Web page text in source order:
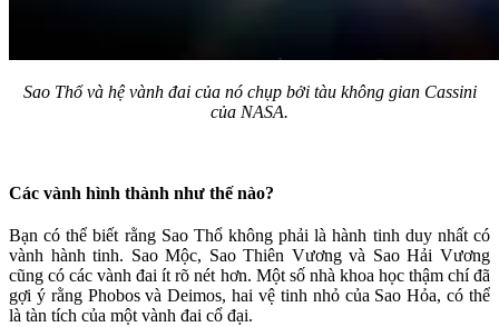
Sao Thổ và hệ vành đai của nó chụp bởi tàu không gian Cassini
của NASA.
Các vành hình thành như thế nào?
Bạn có thể biết rằng Sao Thổ không phải là hành tinh duy nhất có
vành hành tinh. Sao Mộc, Sao Thiên Vương và Sao Hải Vương
cũng có các vành đai ít rõ nét hơn. Một số nhà khoa học thậm chí đã
gợi ý rằng Phobos và Deimos, hai vệ tinh nhỏ của Sao Hỏa, có thể
là tàn tích của một vành đai cổ đại.